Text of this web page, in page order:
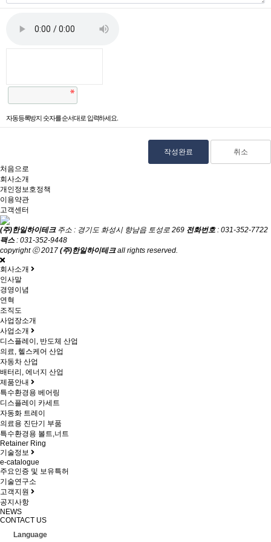
자동등록방지 숫자를 순서대로 입력하세요.
취소
처음으로
회사소개
개인정보호정책
이용약관
고객센터
(주)한일하이테크주소 : 경기도 화성시 향남읍 토성로 269 전화번호: 031-352-7722
팩스: 031-352-9448
copyright ⓒ 2017 (주)한일하이테크all rights reserved.
회사소개
인사말
경영이념
연혁
조직도
사업장소개
사업소개
디스플레이, 반도체 산업
의료, 헬스케어 산업
자동차 산업
배터리, 에너지 산업
제품안내
특수환경용 베어링
디스플레이 카세트
자동화 트레이
의료용 진단기 부품
특수환경용 볼트,너트
Retainer Ring
기술정보
e-catalogue
주요인증 및 보유특허
기술연구소
고객지원
공지사항
NEWS
CONTACT US
Language